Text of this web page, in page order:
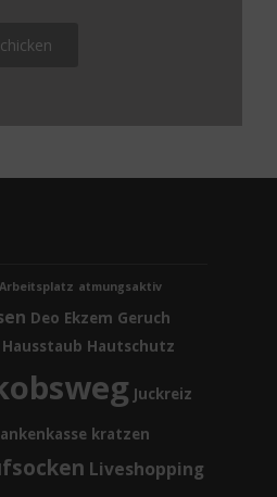
Arbeitsplatz atmungsaktiv
Deo Ekzem Geruch
Hausstaub Hautschutz
Juckreiz
kratzen
Liveshopping